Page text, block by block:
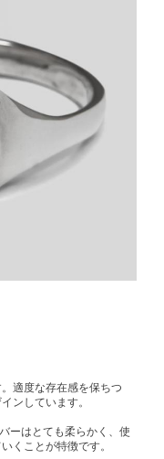
適度な存在感を保ちつ
ンしています。
ーはとても柔らかく、使
くことが特徴です。